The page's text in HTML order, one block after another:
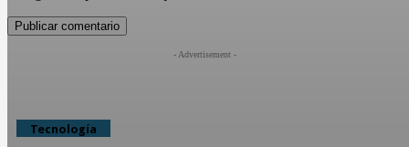
- Advertisement -
Tecnología